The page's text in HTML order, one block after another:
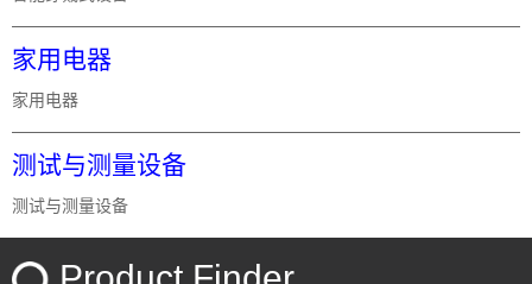
家用电器
家用电器
测试与测量设备
测试与测量设备